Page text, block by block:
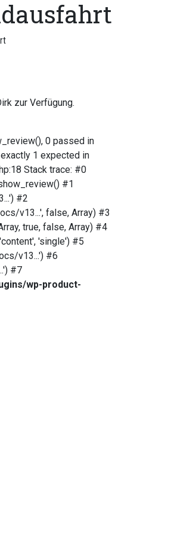
zur Verfügung.
0 passed in
1 expected in
Stack trace: #0
#1
#2
v13...', false, Array) #3
true, false, Array) #4
'single') #5
v13...') #6
#7
wp-product-